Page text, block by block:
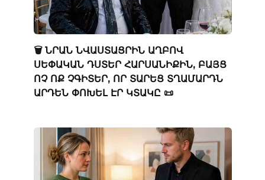
🗑️ ՆՐԱՆ ՆՎԱՍՏԱՑՐԻՆ ԱՂԲՈՎ
ՍԵՓԱԿԱՆ ԴՍՏԵՐ ՀԱՐՍԱՆԻՔԻՆ, ԲԱՅՑ
ՈՉ ՈՔ ՉԳԻՏԵՐ, ՈՐ ՏԱՐԵՑ ՏՂԱՄԱՐԴՆ
ԱՐԴԵՆ ՓՈԽԵԼ ԷՐ ԿՏԱԿԸ 📜